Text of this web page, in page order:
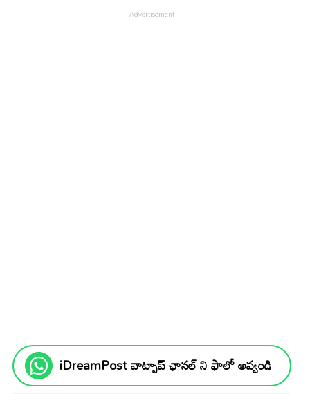
iDreamPost వాట్సాప్ ఛానల్ ని ఫాలో అవ్వండి